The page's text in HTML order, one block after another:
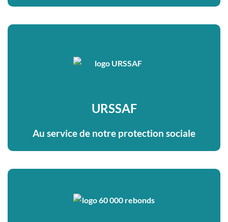
URSSAF
Au service de notre protection sociale